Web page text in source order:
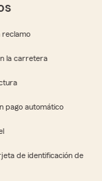
reclamo
la carretera
pago automático
de identificación de